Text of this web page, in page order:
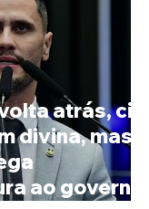
atrás, cita
divina, mas
ao governo